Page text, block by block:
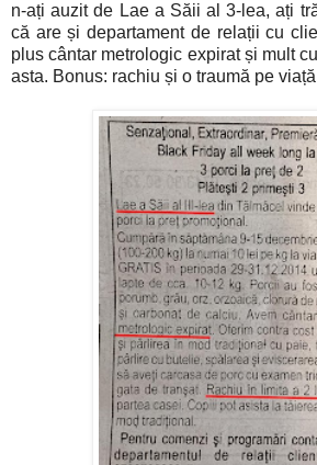
n-ați auzit de Lae a Săii al 3-lea, ați
că are și departament de relații cu
plus cântar metrologic expirat și mult
asta. Bonus: rachiu și o traumă pe